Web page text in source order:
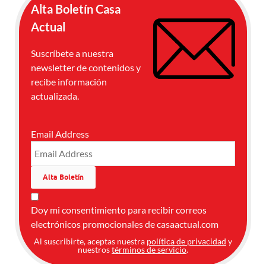
Alta Boletín Casa
Actual
Suscríbete a nuestra
newsletter de contenidos y
recibe información
actualizada.
Email Address
Doy mi consentimiento para recibir correos
electrónicos promocionales de casaactual.com
Al suscribirte, aceptas nuestra política de privacidad y
nuestrostérminos de servicio.